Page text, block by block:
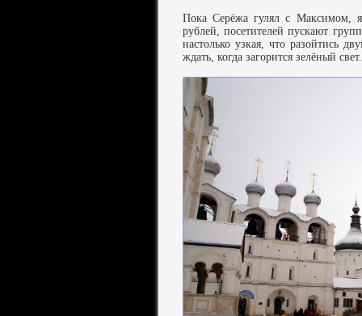
Пока Серёжа гулял с Максимом, я
рублей, посетителей пускают
настолько узкая, что разойтись
ждать, когда загорится зелёный